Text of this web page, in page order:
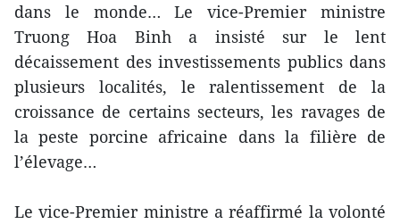
dans le monde… Le vice-Premier ministre
Truong Hoa Binh a insisté sur le lent
décaissement des investissements publics dans
plusieurs localités, le ralentissement de la
croissance de certains secteurs, les ravages de
la peste porcine africaine dans la filière de
l’élevage…
Le vice-Premier ministre a réaffirmé la volonté